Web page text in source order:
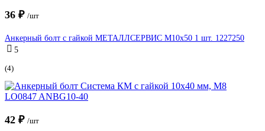
36 ₽ /шт
Анкерный болт с гайкой МЕТАЛЛСЕРВИС М10x50 1 шт. 1227250
5
(4)
42 ₽ /шт